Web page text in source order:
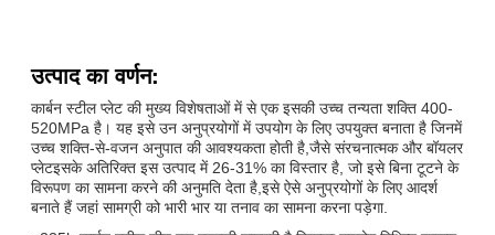
उत्पाद का वर्णन:
कार्बन स्टील प्लेट की मुख्य विशेषताओं में से एक इसकी उच्च तन्यता शक्ति 400-
520MPa है। यह इसे उन अनुप्रयोगों में उपयोग के लिए उपयुक्त बनाता है जिनमें
उच्च शक्ति-से-वजन अनुपात की आवश्यकता होती है,जैसे संरचनात्मक और बॉयलर
प्लेटइसके अतिरिक्त इस उत्पाद में 26-31% का विस्तार है, जो इसे बिना टूटने के
विरूपण का सामना करने की अनुमति देता है,इसे ऐसे अनुप्रयोगों के लिए आदर्श
बनाते हैं जहां सामग्री को भारी भार या तनाव का सामना करना पड़ेगा.